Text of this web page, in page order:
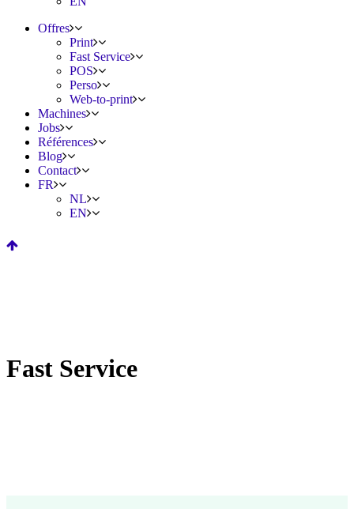
Offres
Print
Fast Service
POS
Perso
Web-to-print
Machines
Jobs
Références
Blog
Contact
FR
NL
EN
Fast Service